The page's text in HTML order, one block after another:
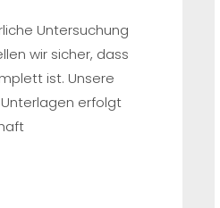
Untersuchung
wir sicher, dass
ist. Unsere
erfolgt